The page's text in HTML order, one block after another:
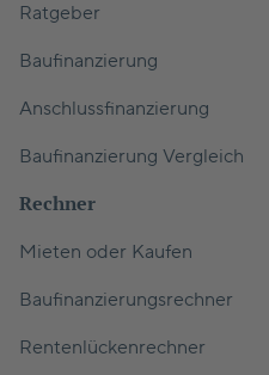
Ratgeber
Baufinanzierung
Anschlussfinanzierung
Baufinanzierung Vergleich
Rechner
Mieten oder Kaufen
Baufinanzierungsrechner
Rentenlückenrechner